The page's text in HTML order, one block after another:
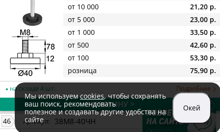
от 10 000
21,20 р.
от 5 000
23,00 р.
от 1 000
33,50 р.
от 500
42,60 р.
от 100
53,30 р.
розница
75,90 р.
на складе 4 шт. Подробнее
В КОРЗИНУ >
46 Артикул: 38М8-40ЧН
Мы используемcookies, чтобы сохранять
ваш поиск, рекомендовать
полезное и создавать другие удобства на
сайте
Окей